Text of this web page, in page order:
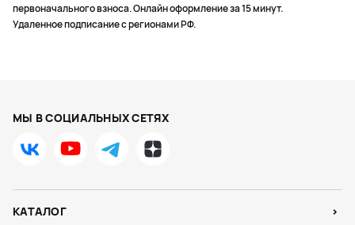
первоначального взноса. Онлайн оформление за 15 минут.
Удаленное подписание с регионами РФ.
МЫ В СОЦИАЛЬНЫХ СЕТЯХ
КАТАЛОГ